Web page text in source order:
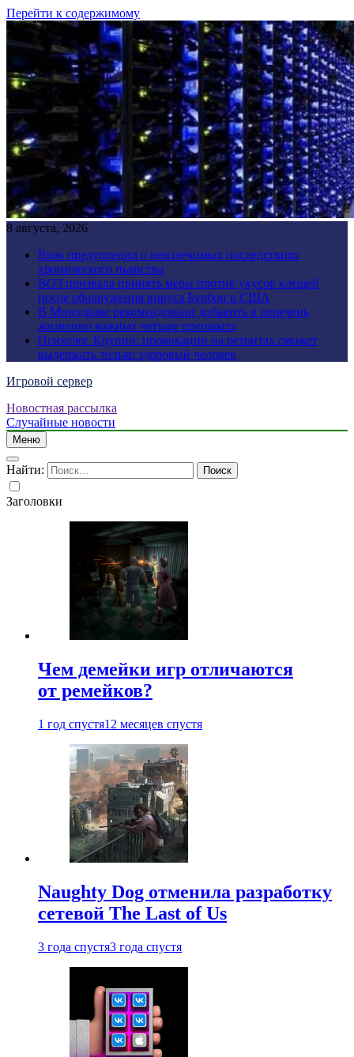
Перейти к содержимому
8 августа, 2026
Врач предупредил о неизлечимых последствиях
хронического пьянства
ВОЗ призвала принять меры против укусов клещей
после обнаружения вируса Бурбон в США
В Минздраве рекомендовали добавить в перечень
жизненно важных четыре препарата
Психолог Крупин: провокации на ретритах сможет
выдержать только здоровый человек
Игровой сервер
Новостная рассылка
Случайные новости
Меню
Найти:
Заголовки
Чем демейки игр отличаются
от ремейков?
1 год спустя12 месяцев спустя
Naughty Dog отменила разработку
сетевой The Last of Us
3 года спустя3 года спустя